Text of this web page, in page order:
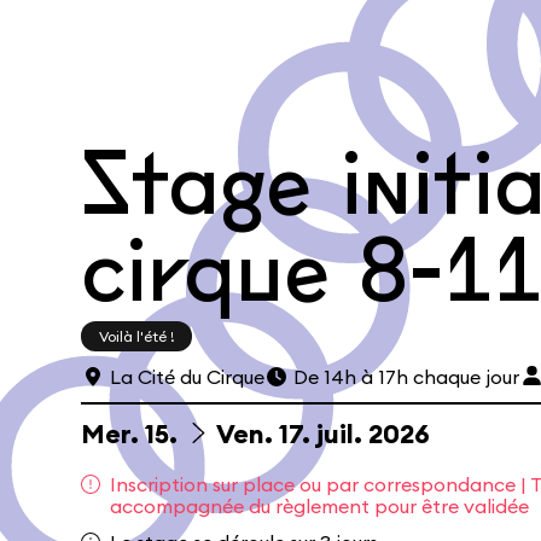
Stage
cirque 8-
Voilà l'été !
La Cité du Cirque De 14h à 17h chaque jour
du
Mer. 15. au
Ven. 17. juil. 2026
Inscription sur place ou par correspondance |
accompagnée du règlement pour être validée
Le CaféLes cours hebdos